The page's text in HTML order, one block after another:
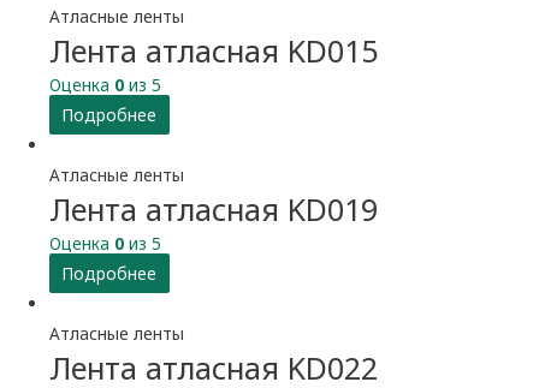
Атласные ленты
Лента атласная KD015
Оценка 0 из 5
Подробнее
Атласные ленты
Лента атласная KD019
Оценка 0 из 5
Подробнее
Атласные ленты
Лента атласная KD022